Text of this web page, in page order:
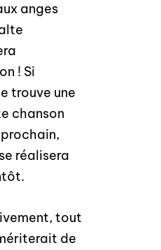
anges
! Si
trouve une
chanson
prochain,
réalisera
tout
de